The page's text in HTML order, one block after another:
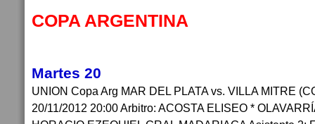
COPA ARGENTINA
Martes 20
UNION Copa Arg MAR DEL PLATA vs. VILLA MITRE
20/11/2012 20:00 Arbitro: ACOSTA ELISEO *